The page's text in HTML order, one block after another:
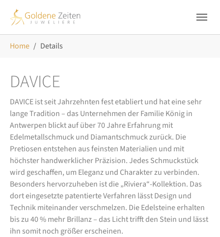
Home Details
DAVICE
DAVICE ist seit Jahrzehnten fest etabliert und hat eine sehr
lange Tradition – das Unternehmen der Familie König in
Antwerpen blickt auf über 70 Jahre Erfahrung mit
Edelmetallschmuck und Diamantschmuck zurück. Die
Pretiosen entstehen aus feinsten Materialien und mit
höchster handwerklicher Präzision. Jedes Schmuckstück
wird geschaffen, um Eleganz und Charakter zu verbinden.
Besonders hervorzuheben ist die „Riviera“-Kollektion. Das
dort eingesetzte patentierte Verfahren lässt Design und
Technik miteinander verschmelzen. Die Edelsteine erhalten
bis zu 40 % mehr Brillanz – das Licht trifft den Stein und lässt
ihn somit noch größer erscheinen.